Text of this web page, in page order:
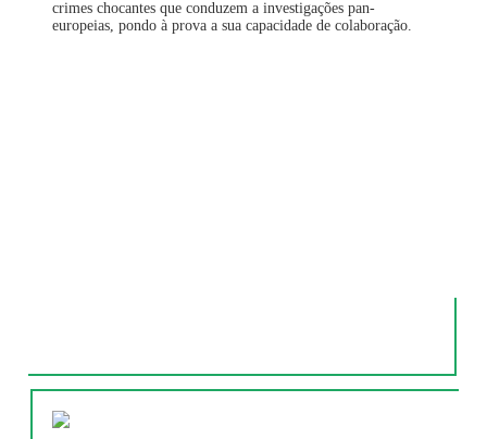
crimes chocantes que conduzem a investigações pan-
europeias, pondo à prova a sua capacidade de colaboração.